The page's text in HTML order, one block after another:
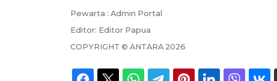
Pewarta : Admin Portal
Editor: Editor Papua
COPYRIGHT © ANTARA 2026